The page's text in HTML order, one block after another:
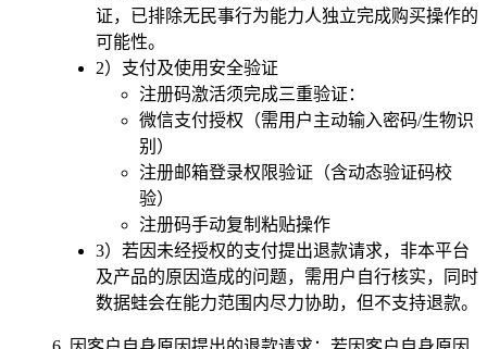
证，已排除无民事行为能力人独立完成购买操作的
可能性。
2）支付及使用安全验证
注册码激活须完成三重验证：
微信支付授权（需用户主动输入密码/生物识
别）
注册邮箱登录权限验证（含动态验证码校
验）
注册码手动复制粘贴操作
3）若因未经授权的支付提出退款请求，非本平台
及产品的原因造成的问题，需用户自行核实，同时
数据蛙会在能力范围内尽力协助，但不支持退款。